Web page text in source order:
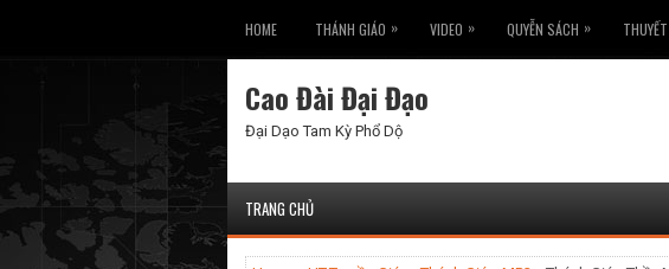
HOME THÁNH GIÁO » VIDEO » QUYỄN SÁCH »
Cao Đài Đại Đạo
Đại Dạo Tam Kỳ Phổ Dộ
TRANG CHỦ